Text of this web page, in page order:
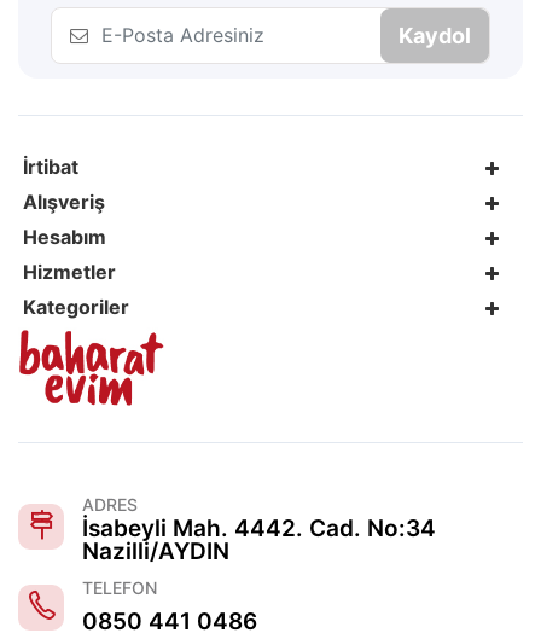
Kaydol
İrtibat
Alışveriş
Hesabım
Hizmetler
Kategoriler
ADRES
İsabeyli Mah. 4442. Cad. No:34
Nazilli/AYDIN
TELEFON
0850 441 0486